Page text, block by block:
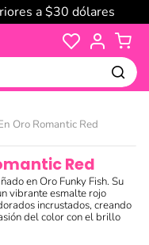
a $30 dólares
Oro Romantic Red
Red
en Oro Funky Fish. Su
vibrante esmalte rojo
incrustados, creando
del color con el brillo